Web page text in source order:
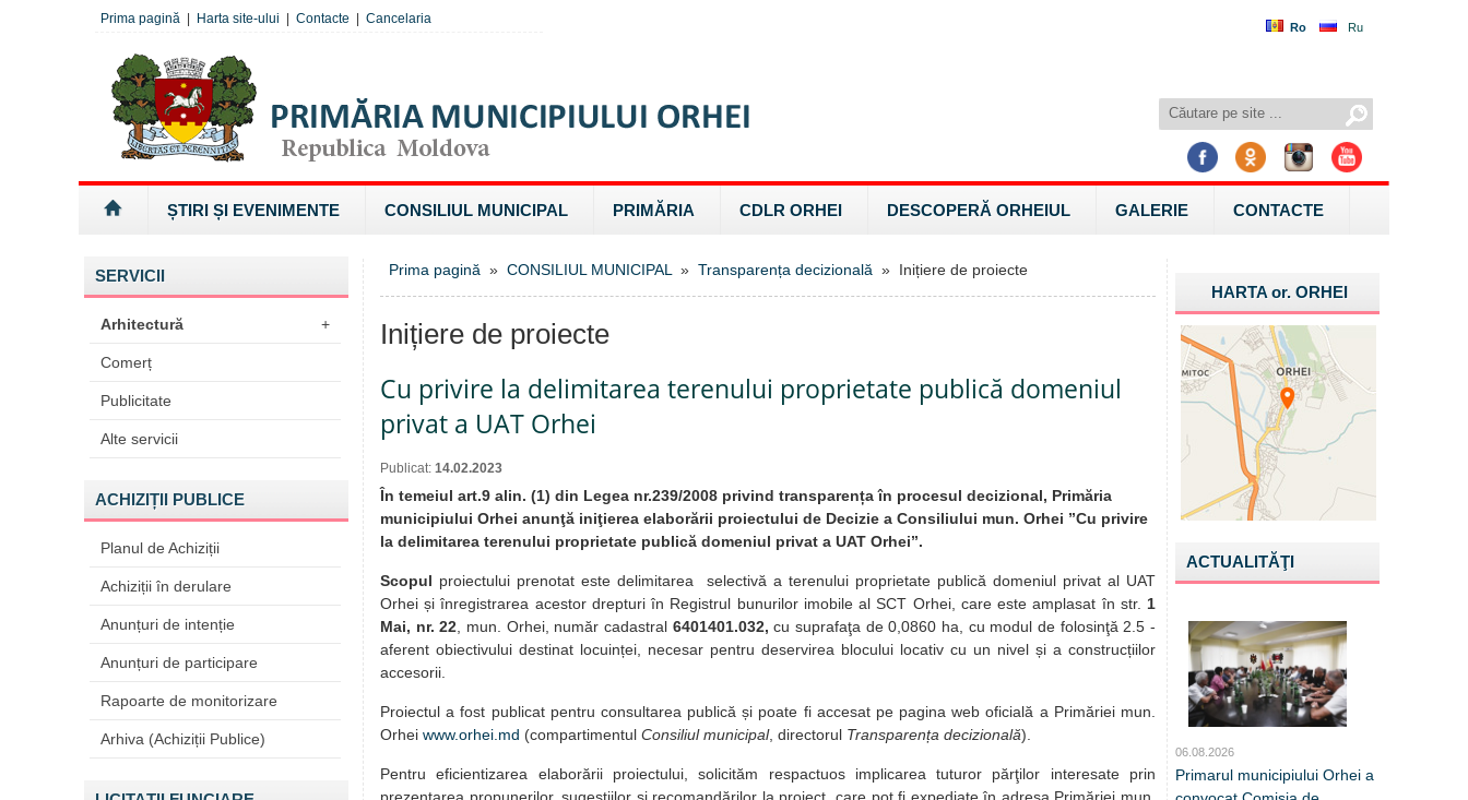
Ro Ru
Prima pagină Harta site-ului Contacte Cancelaria
ȘTIRI ȘI EVENIMENTE CONSILIUL MUNICIPAL PRIMĂRIA CDLR ORHEI DESCOPERĂ ORHEIUL GALERIE CONTACTE
SERVICII
Arhitectură +
Comerț
Publicitate
Alte servicii
ACHIZIȚII PUBLICE
Planul de Achiziții
Achiziții în derulare
Anunțuri de intenție
Anunțuri de participare
Rapoarte de monitorizare
Arhiva (Achiziții Publice)
Prima pagină » CONSILIUL MUNICIPAL » Transparența decizională » Inițiere de proiecte
Inițiere de proiecte
Cu privire la delimitarea terenului proprietate publică domeniul
privat a UAT Orhei
Publicat: 14.02.2023
În temeiul art.9 alin. (1) din Legea nr.239/2008 privind transparența în procesul decizional, Primăria
municipiului Orhei anunţă iniţierea elaborării proiectului de Decizie a Consiliului mun. Orhei ”Cu privire
la delimitarea terenului proprietate publică domeniul privat a UAT Orhei’’.
Scopul proiectului prenotat este delimitarea selectivă a terenului proprietate publică domeniul privat al UAT
Orhei și înregistrarea acestor drepturi în Registrul bunurilor imobile al SCT Orhei, care este amplasat în str. 1
Mai, nr. 22 , mun. Orhei, număr cadastral 6401401.032,cu suprafaţa de 0,0860 ha, cu modul de folosinţă 2.5 -
aferent obiectivului destinat locuinței, necesar pentru deservirea blocului locativ cu un nivel și a construcțiilor
accesorii.
Proiectul a fost publicat pentru consultarea publică și poate fi accesat pe pagina web oficială a Primăriei mun.
Orhei www.orhei.md (compartimentul Consiliul municipal, directorul Transparența decizională).
Pentru eficientizarea elaborării proiectului, solicităm respactuos implicarea tuturor părţilor interesate prin
HARTA or.ORHEI
ACTUALITĂŢI
06.08.2026
Primarul municipiului Orhei a